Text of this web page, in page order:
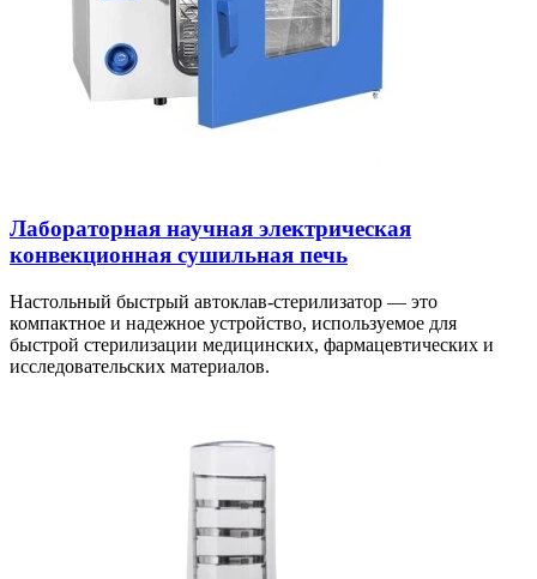
Лабораторная научная электрическая
конвекционная сушильная печь
Настольный быстрый автоклав-стерилизатор — это
компактное и надежное устройство, используемое для
быстрой стерилизации медицинских, фармацевтических и
исследовательских материалов.